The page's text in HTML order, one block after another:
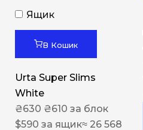
Ящик
В Кошик
Urta Super Slims
White
₴630 ₴610 за блок
$590 за ящик≈ 26 568